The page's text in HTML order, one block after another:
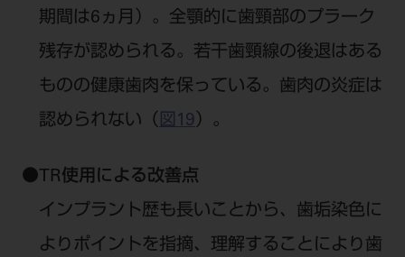
期間は6ヵ月）。全顎的に歯頸部のプラーク
残存が認められる。若干歯頸線の後退はある
ものの健康歯肉を保っている。歯肉の炎症は
認められない（ 図19 ）。
● TR使用による改善点
インプラント歴も長いことから、歯垢染色に
よりポイントを指摘、理解することにより歯